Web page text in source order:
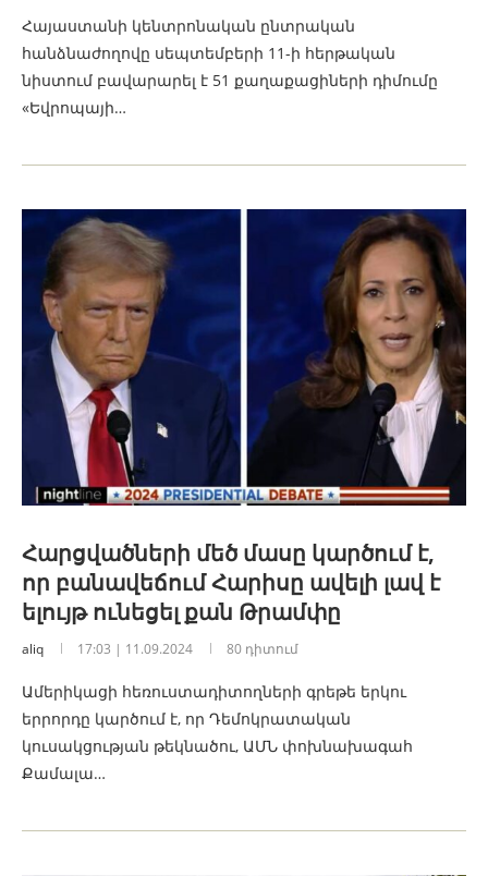
Հայաստանի կենտրոնական ընտրական
հանձնաժողովը սեպտեմբերի 11-ի հերթական
նիստում բավարարել է 51 քաղաքացիների դիմումը
«Եվրոպայի…
Հարցվածների մեծ մասը կարծում է,
որ բանավեճում Հարիսը ավելի լավ է
ելույթ ունեցել քան Թրամփը
aliq 17:03 | 11.09.2024 80 դիտում
Ամերիկացի հեռուստադիտողների գրեթե երկու
երրորդը կարծում է, որ Դեմոկրատական ​​
կուսակցության թեկնածու, ԱՄՆ փոխնախագահ
Քամալա…